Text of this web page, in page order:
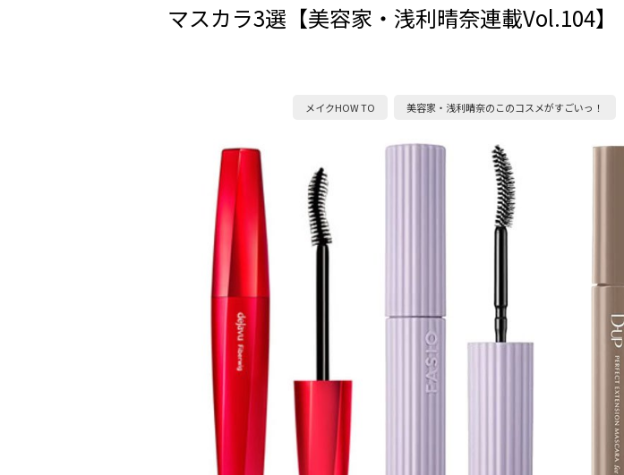
マスカラ3選【美容家・浅利晴奈連載Vol.104】
メイクHOW TO 美容家・浅利晴奈のこのコスメがすごいっ！